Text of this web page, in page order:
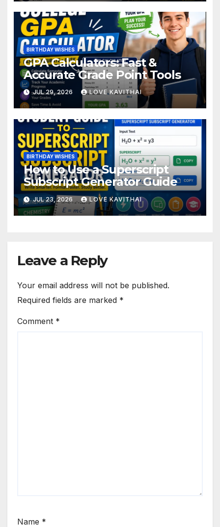
BIRTHDAY WISHES
GPA Calculators: Fast &
Accurate Grade Point Tools
JUL 29, 2026 LOVE KAVITHAI
BIRTHDAY WISHES
How to Use a Superscript
Subscript Generator Guide
JUL 23, 2026 LOVE KAVITHAI
Leave a Reply
Your email address will not be published.
Required fields are marked *
Comment *
Name *